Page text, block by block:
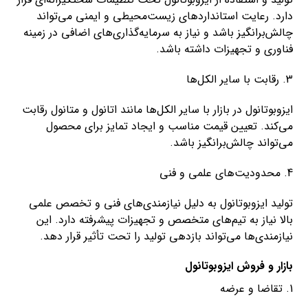
دارد. رعایت استانداردهای زیست‌محیطی و ایمنی می‌تواند
چالش‌برانگیز باشد و نیاز به سرمایه‌گذاری‌های اضافی در زمینه
فناوری و تجهیزات داشته باشد.
3. رقابت با سایر الکل‌ها
ایزوبوتانول در بازار با سایر الکل‌ها مانند اتانول و متانول رقابت
می‌کند. تعیین قیمت مناسب و ایجاد تمایز برای محصول
می‌تواند چالش‌برانگیز باشد.
4. محدودیت‌های علمی و فنی
تولید ایزوبوتانول به دلیل نیازمندی‌های فنی و تخصص علمی
بالا نیاز به تیم‌های متخصص و تجهیزات پیشرفته دارد. این
نیازمندی‌ها می‌تواند بازدهی تولید را تحت تأثیر قرار دهد.
بازار و فروش ایزوبوتانول
1. تقاضا و عرضه